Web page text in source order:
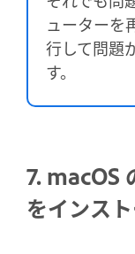
ューターを
行して問題
す。
7. macOS
をインスト